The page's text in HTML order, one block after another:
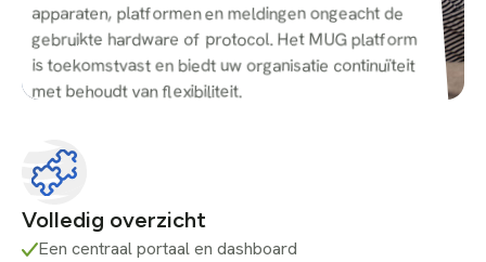
apparaten, platformen en meldingen ongeacht de
gebruikte hardware of protocol. Het MUG platform
is toekomstvast en biedt uw organisatie continuïteit
met behoudt van flexibiliteit.
Volledig overzicht
Een centraal portaal en dashboard